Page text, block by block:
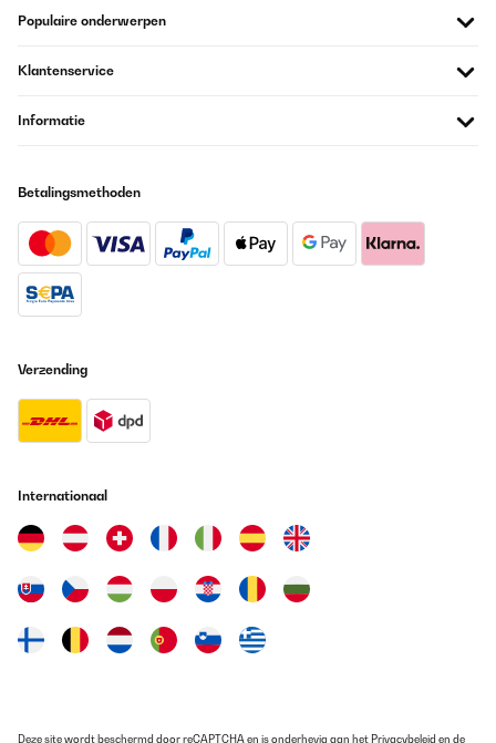
Populaire onderwerpen
Klantenservice
Informatie
Betalingsmethoden
Verzending
Internationaal
Deze site wordt beschermd door reCAPTCHA en is onderhevig aan het Privacybeleid en de